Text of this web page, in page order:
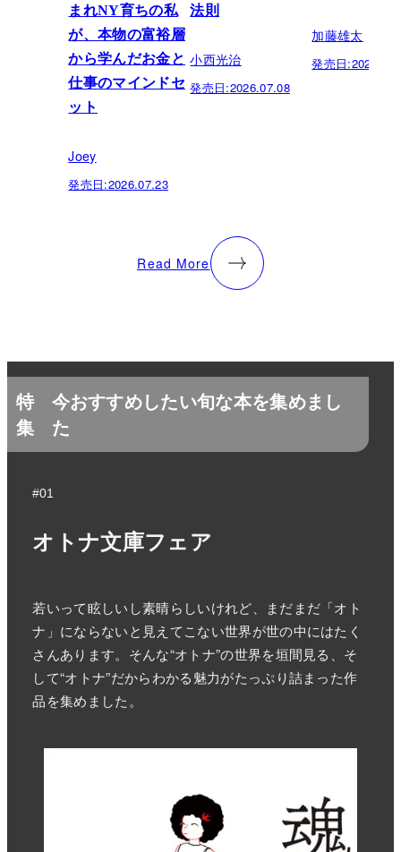
まれNY育ちの私
が、本物の富裕層
から学んだお金と
仕事のマインドセ
ット
Joey
発売日:2026.07.23
法則
小西光治
発売日:2026.07.08
加藤雄太
発売日:
Read More
特
集
今おすすめしたい旬な本を集めまし
た
#01
オトナ文庫フェア
若いって眩しいし素晴らしいけれど、まだまだ「オト
ナ」にならないと見えてこない世界が世の中にはたく
さんあります。そんな“オトナ”の世界を垣間見る、そ
して“オトナ”だからわかる魅力がたっぷり詰まった作
品を集めました。